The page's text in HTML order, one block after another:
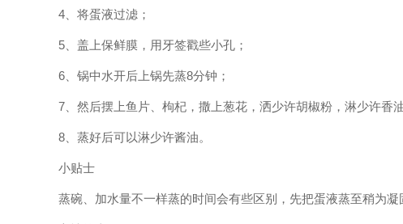
4、将蛋液过滤；
5、盖上保鲜膜，用牙签戳些小孔；
6、锅中水开后上锅先蒸8分钟；
7、然后摆上鱼片、枸杞，撒上葱花，洒少许胡椒粉，淋少许香
8、蒸好后可以淋少许酱油。
小贴士
蒸碗、加水量不一样蒸的时间会有些区别，先把蛋液蒸至稍为凝